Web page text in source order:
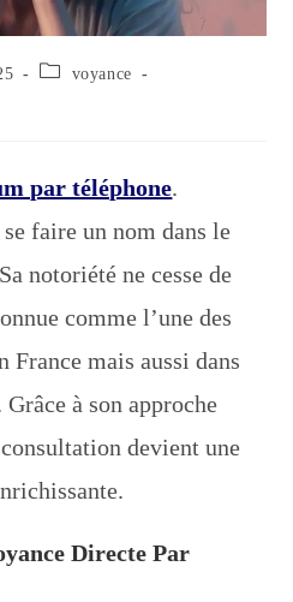
Post
voyance
par téléphone.
faire un nom dans le
notoriété ne cesse de
comme l’une des
France mais aussi dans
à son approche
devient une
Directe Par